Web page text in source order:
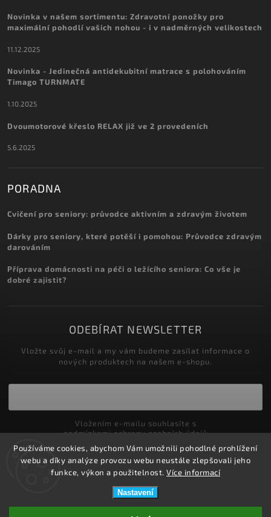
Používáme cookies, abychom Vám umožnili pohodlné prohlížení
webu a díky analýze provozu webu neustále zlepšovali jeho
funkce, výkon a použitelnost. Více informací
Nastavení
Novinka v našem sortimentu: Zdravotní ponožky pro
maximální pohodlí vašich nohou - i v nadměrných velikostech
11.12.2025
Novinka - Jedinečná antidekubitní matrace s polohováním
Timago TURNMATE
1.10.2025
Dvoumotorové křeslo RELAX již ve 2 provedeních
5.6.2025
PORADNA
Cvičení pro seniory: průvodce aktivním a zdravým životem
Dárky pro seniory, které potěší i pomohou: Průvodce zdravým
darováním
Příprava domácnosti na péči o ležícího seniora: Co vše je
dobré zajistit?
ODEBÍRAT NEWSLETTER
Vložte svůj e-mail a my vám budeme zasílat informace o
nových produktech na našem e-shopu.
podmínkami ochrany osobních údajů
Přihlásit se